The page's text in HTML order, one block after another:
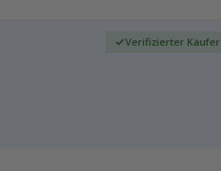
Verifizierter Käufer